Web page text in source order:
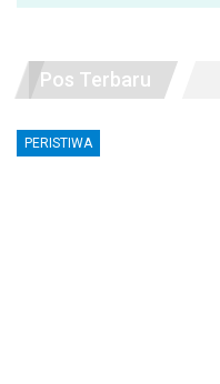
Pos Terbaru
PERISTIWA